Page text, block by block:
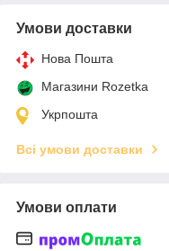
Умови доставки
Нова Пошта
Магазини Rozetka
Укрпошта
Всі умови доставки
Умови оплати